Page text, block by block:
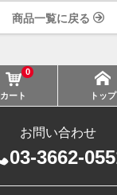
商品一覧に戻る
0
カート トップ
お問い合わせ
03-3662-